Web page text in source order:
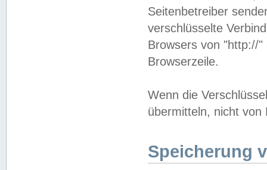
Seitenbetreiber
verschlüsselte
Browsers von "http://
Browserzeile.
Wenn die
übermitteln, nicht von
Speicherung